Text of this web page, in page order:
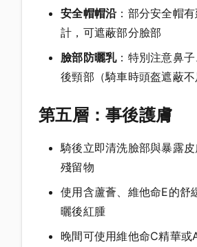
安全帽帽沿：部分安全帽
計，可遮蔽部分臉部
臉部防曬乳：特別注意鼻子
後頸部（騎車時頭盔遮蔽不
第五層：事後護膚
騎後立即清洗臉部與暴露
殘留物
使用含蘆薈、維他命E的舒
曬後紅腫
晚間可使用維他命C精華或